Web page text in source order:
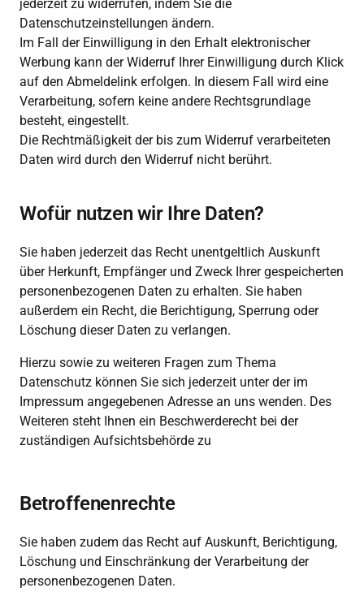
jederzeit zu widerrufen, indem Sie die
Datenschutzeinstellungen ändern.
Im Fall der Einwilligung in den Erhalt elektronischer
Werbung kann der Widerruf Ihrer Einwilligung durch Klick
auf den Abmeldelink erfolgen. In diesem Fall wird eine
Verarbeitung, sofern keine andere Rechtsgrundlage
besteht, eingestellt.
Die Rechtmäßigkeit der bis zum Widerruf verarbeiteten
Daten wird durch den Widerruf nicht berührt.
Wofür nutzen wir Ihre Daten?
Sie haben jederzeit das Recht unentgeltlich Auskunft
über Herkunft, Empfänger und Zweck Ihrer gespeicherten
personenbezogenen Daten zu erhalten. Sie haben
außerdem ein Recht, die Berichtigung, Sperrung oder
Löschung dieser Daten zu verlangen.
Hierzu sowie zu weiteren Fragen zum Thema
Datenschutz können Sie sich jederzeit unter der im
Impressum angegebenen Adresse an uns wenden. Des
Weiteren steht Ihnen ein Beschwerderecht bei der
zuständigen Aufsichtsbehörde zu
Betroffenenrechte
Sie haben zudem das Recht auf Auskunft, Berichtigung,
Löschung und Einschränkung der Verarbeitung der
personenbezogenen Daten.